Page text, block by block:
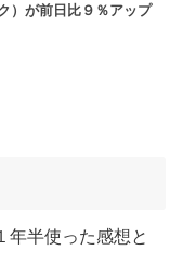
）が前日比９％アップ
年半使った感想と